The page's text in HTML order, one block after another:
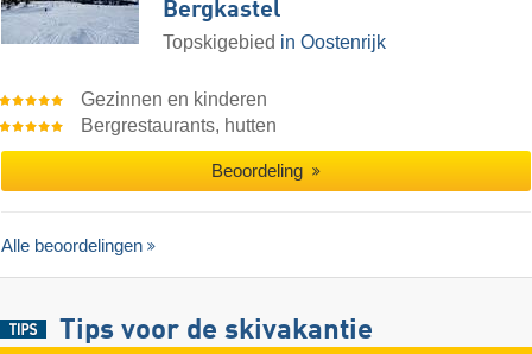
Bergkastel
Topskigebied in Oostenrijk
Gezinnen en kinderen
Bergrestaurants, hutten
Beoordeling
Alle beoordelingen
Tips voor de skivakantie